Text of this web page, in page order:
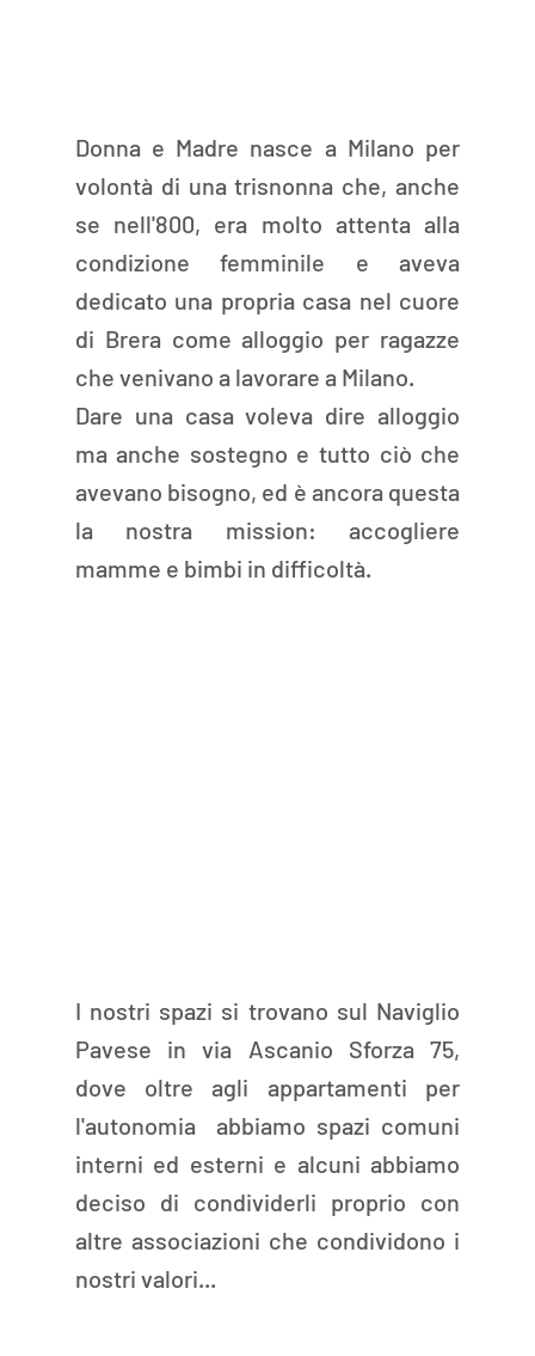
Donna e Madre nasce a Milano per
volontà di una trisnonna che, anche
se nell'800, era molto attenta alla
condizione femminile e aveva
dedicato una propria casa nel cuore
di Brera come alloggio per ragazze
che venivano a lavorare a Milano.
Dare una casa voleva dire alloggio
ma anche sostegno e tutto ciò che
avevano bisogno, ed è ancora questa
la nostra mission: accogliere
mamme e bimbi in difficoltà.
I nostri spazi si trovano sul Naviglio
Pavese in via Ascanio Sforza 75,
dove oltre agli appartamenti per
l'autonomia  abbiamo spazi comuni
interni ed esterni e alcuni abbiamo
deciso di condividerli proprio con
altre associazioni che condividono i
nostri valori...